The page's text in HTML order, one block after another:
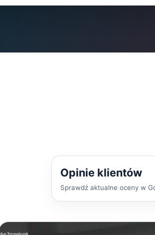
Opinie klientów
Sprawdź aktualne oceny w